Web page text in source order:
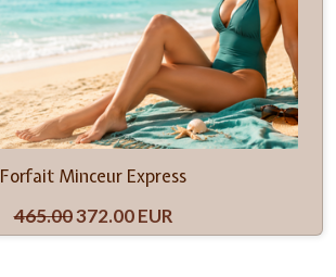
Forfait Minceur Express
465.00372.00 EUR